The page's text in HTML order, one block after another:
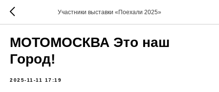
Участники выставки «Поехали 2025»
МОТОМОСКВА Это наш
Город!
2025-11-11 17:19